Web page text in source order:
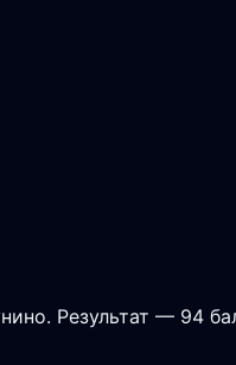
Результат — 94